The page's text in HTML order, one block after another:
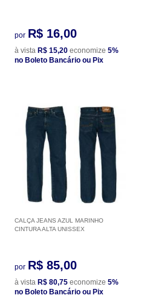
por R$ 16,00
à vista R$ 15,20 economize 5%
no Boleto Bancário ou Pix
CALÇA JEANS AZUL MARINHO
CINTURA ALTA UNISSEX
por R$ 85,00
à vista R$ 80,75 economize 5%
no Boleto Bancário ou Pix